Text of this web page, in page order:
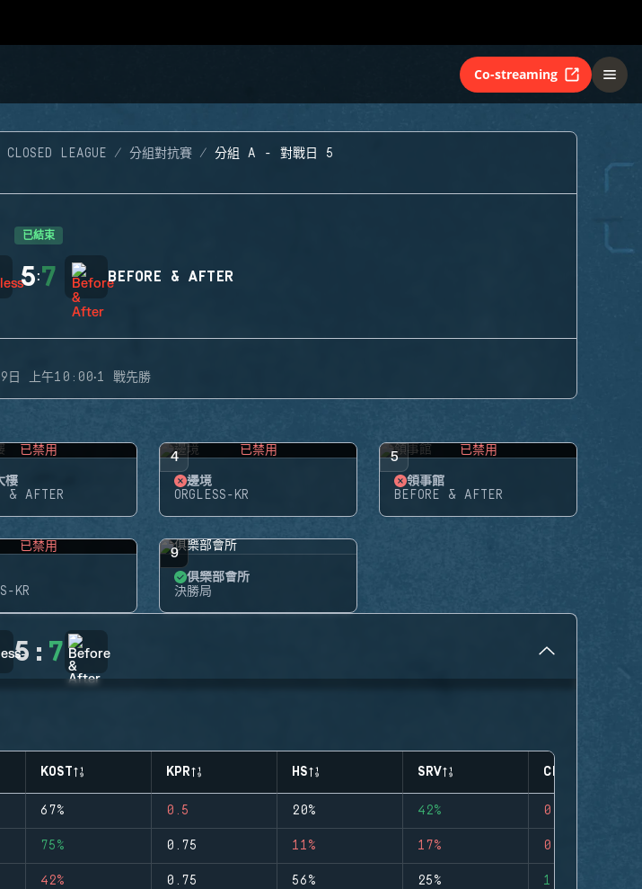
Co-streaming
CLOSED LEAGUE 分組對抗賽 分組 A - 對戰日 5
已結束
5:7 BEFORE & AFTER
日 上午10:00·1 戰先勝
已禁用
樓
& AFTER
4 已禁用
邊境
ORGLESS-KR
5 已禁用
領事館
BEFORE & AFTER
已禁用
KR
9
俱樂部會所
決勝局
5 : 7
KOST KPR HS SRV CLUTCHES
67% 0.5 20% 42% 0
75% 0.75 11% 17% 0
42% 0.75 56% 25% 1